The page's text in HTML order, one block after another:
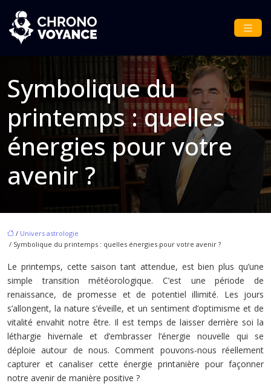
Symbolique du
printemps : quelles
énergies pour votre
avenir ?
/ Univers astrologie
/ Symbolique du printemps : quelles énergies pour votre avenir ?
Le printemps, cette saison tant attendue, est bien plus qu’une
simple transition météorologique. C’est une période de
renaissance, de promesse et de potentiel illimité. Les jours
s’allongent, la nature s’éveille, et un sentiment d’optimisme et de
vitalité envahit notre être. Il est temps de laisser derrière soi la
léthargie hivernale et d’embrasser l’énergie nouvelle qui se
déploie autour de nous. Comment pouvons-nous réellement
capturer et canaliser cette énergie printanière pour façonner
notre avenir de manière positive ?